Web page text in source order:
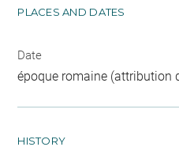
PLACES AND DATES
Date
époque romaine (attribution
HISTORY